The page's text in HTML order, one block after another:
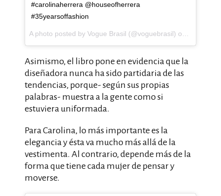
#carolinaherrera @houseofherrera
#35yearsoffashion
A photo posted by Vogue Brasil (@voguebrasil) on
Asimismo, el libro pone en evidencia que la
diseñadora nunca ha sido partidaria de las
tendencias, porque- según sus propias
palabras- muestra a la gente como si
estuviera uniformada.
Para Carolina, lo más importante es la
elegancia y ésta va mucho más allá de la
vestimenta. Al contrario, depende más de la
forma que tiene cada mujer de pensar y
moverse.